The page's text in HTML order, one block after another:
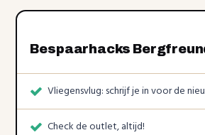
Bespaarhacks
Vliegensvlug: schrijf je in voor de
Check de outlet, altijd!